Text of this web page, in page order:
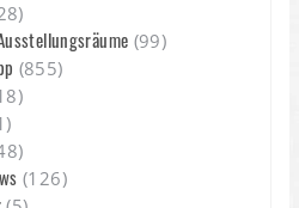
(99)
(855)
(126)